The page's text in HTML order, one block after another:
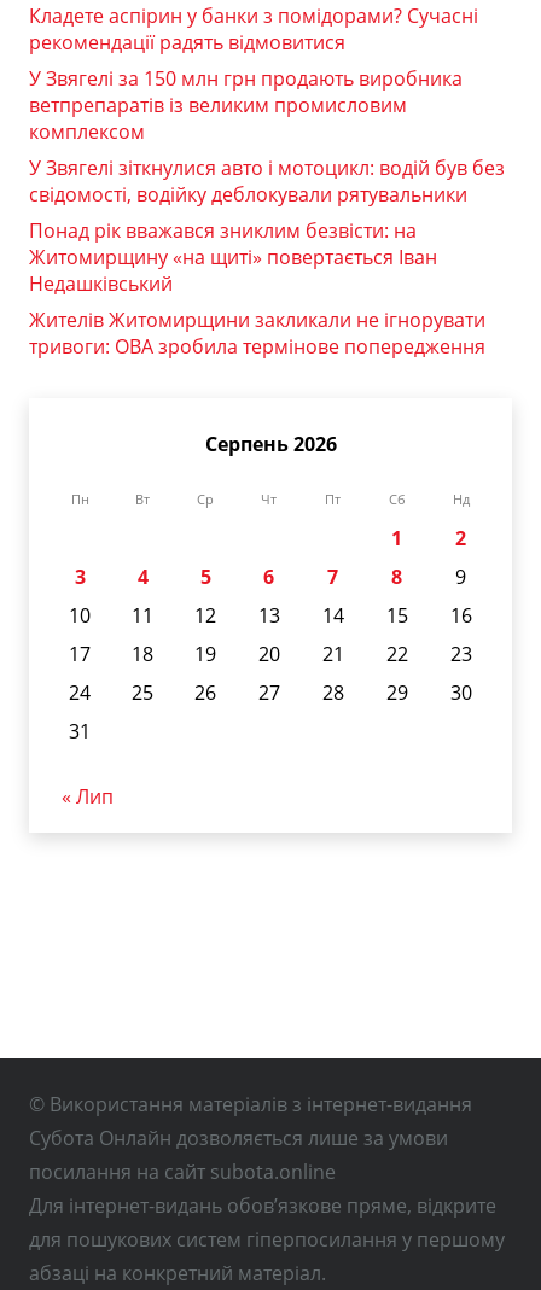
Кладете аспірин у банки з помідорами? Сучасні
рекомендації радять відмовитися
У Звягелі за 150 млн грн продають виробника
ветпрепаратів із великим промисловим
комплексом
У Звягелі зіткнулися авто і мотоцикл: водій був без
свідомості, водійку деблокували рятувальники
Понад рік вважався зниклим безвісти: на
Житомирщину «на щиті» повертається Іван
Недашківський
Жителів Житомирщини закликали не ігнорувати
тривоги: ОВА зробила термінове попередження
Серпень 2026
Пн Вт Ср Чт Пт Сб Нд
1
2
3
4 5 6 7 8
9
10
11 12 13 14 15
16
17
18 19 20 21 22
23
24
25 26 27 28 29
30
31
« Лип
© Використання матеріалів з інтернет-видання
Субота Онлайн дозволяється лише за умови
посилання на сайт subota.online
Для інтернет-видань обов’язкове пряме, відкрите
для пошукових систем гіперпосилання у першому
абзаці на конкретний матеріал.